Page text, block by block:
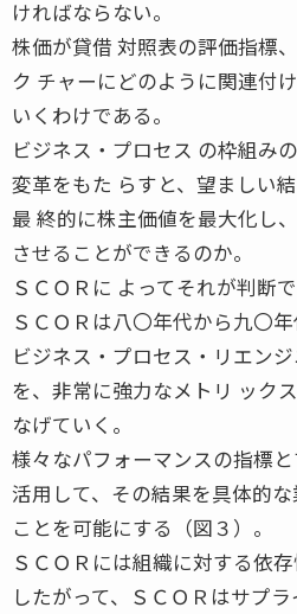
ければならない。
株価が貸借 対照表の評価指標
ク チャーにどのように関連付
いくわけである。
ビジネス・プロセス の枠組み
変革をもた らすと、望ましい
最 終的に株主価値を最大化し
させることができるのか。
ＳＣＯＲに よってそれが判断で
ＳＣＯＲは八〇年代から九〇
ビジネス・プロセス・リエンジ
を、非常に強力なメトリ ック
なげていく。
様々なパフォーマンスの指標
活用して、その結果を具体的
ことを可能にする（図３）。
ＳＣＯＲには組織に対する依存
したがって、ＳＣＯＲはサプ